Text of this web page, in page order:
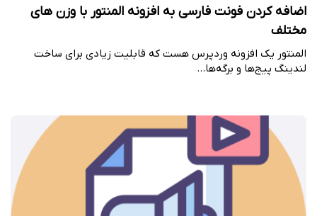
اضافه کردن فونت فارسی به افزونه المنتور با وزن های
مختلف
المنتور یک افزونه وردپرس هست که قابلیت زیادی برای ساخت
لندینگ پیج‌ها و برگه‌ها…